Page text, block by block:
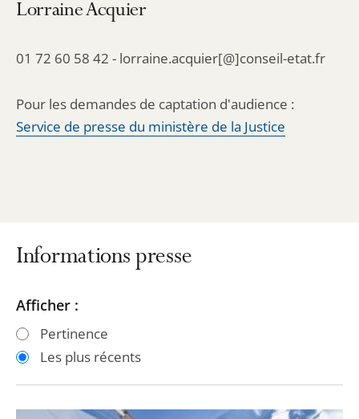
Lorraine Acquier
01 72 60 58 42 - lorraine.acquier[@]conseil-etat.fr
Pour les demandes de captation d'audience :
Service de presse du ministère de la Justice
Informations presse
Passer
les
filtres
Passer
les
filtres
Afficher :
Pertinence
Les plus récents